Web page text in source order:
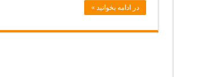
در ادامه بخوانید »